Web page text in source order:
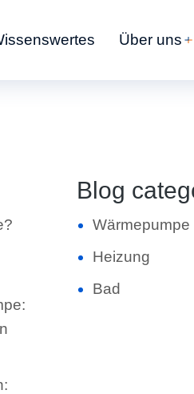
Über uns
Blog
Wärmepumpe
Heizung
Bad